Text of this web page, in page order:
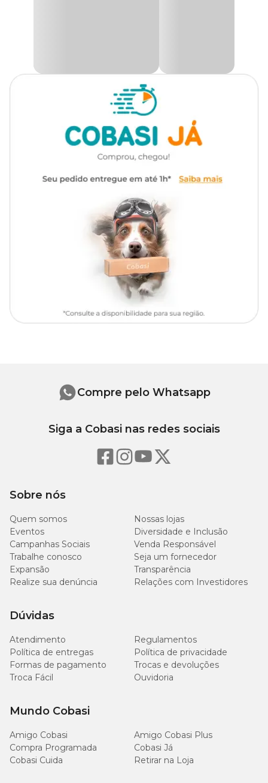
12 LEDs brancos;
Comprimento: 13cm
Sobre nós
Quem somos
Nossas lojas
Eventos
Diversidade e Inclusão
Campanhas Sociais
Venda Responsável
Trabalhe conosco
Seja um fornecedor
Expansão
Transparência
Realize sua denúncia
Relações com Investidores
Dúvidas
Atendimento
Regulamentos
Política de entregas
Política de privacidade
Formas de pagamento
Trocas e devoluções
Troca Fácil
Ouvidoria
Mundo Cobasi
Amigo Cobasi
Amigo Cobasi Plus
Compra Programada
Cobasi Já
Cobasi Cuida
Retirar na Loja
Compre pelo Whatsapp
Siga a Cobasi nas redes sociais